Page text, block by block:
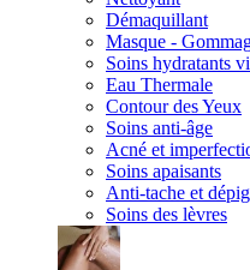
Démaquillant
Masque -
Soins hydratants
Eau Thermale
Contour des Yeux
Soins anti-âge
Acné et
Soins apaisants
Anti-tache et
Soins des lèvres